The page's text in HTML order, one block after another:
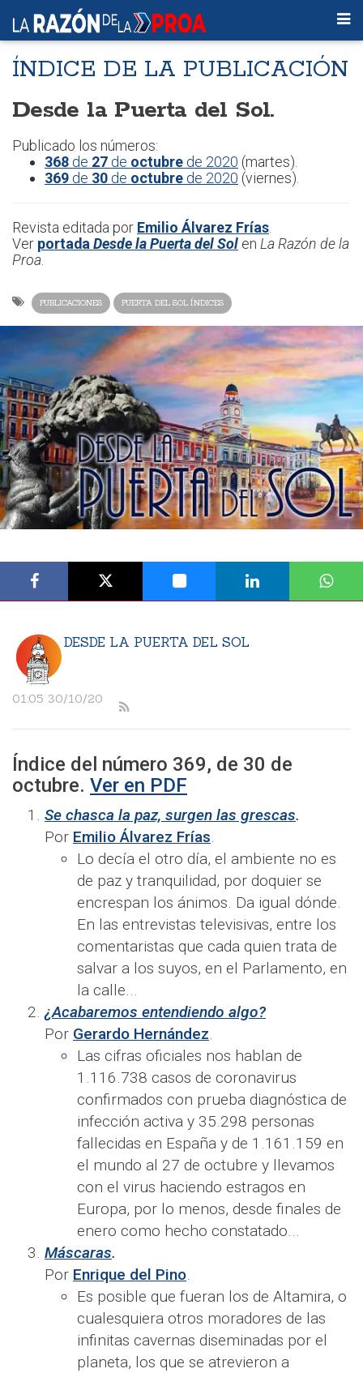
ÍNDICE DE LA PUBLICACIÓN
Desde la Puerta del Sol.
Publicado los números:
368 de 27 de octubre de 2020 (martes).
369 de 30 de octubre de 2020 (viernes).
Revista editada por Emilio Álvarez Frías
Ver portada Desde la Puerta del Sol en La Razón de la
Proa
PUBLICACIONES PUERTA DEL SOL ÍNDICES
DESDE LA PUERTA DEL SOL
01:05 30/10/20
Índice del número 369, de 30 de
octubre. Ver en PDF
Se chasca la paz, surgen las grescas.
Por Emilio Álvarez Frías.
Lo decía el otro día, el ambiente no es
de paz y tranquilidad, por doquier se
encrespan los ánimos. Da igual dónde.
En las entrevistas televisivas, entre los
comentaristas que cada quien trata de
salvar a los suyos, en el Parlamento, en
la calle...
¿Acabaremos entendiendo algo?
Por Gerardo Hernández.
Las cifras oficiales nos hablan de
1.116.738 casos de coronavirus
confirmados con prueba diagnóstica de
infección activa y 35.298 personas
fallecidas en España y de 1.161.159 en
el mundo al 27 de octubre y llevamos
con el virus haciendo estragos en
Europa, por lo menos, desde finales de
enero como hecho constatado...
Máscaras.
Por Enrique del Pino.
Es posible que fueran los de Altamira, o
cualesquiera otros moradores de las
infinitas cavernas diseminadas por el
planeta, los que se atrevieron a